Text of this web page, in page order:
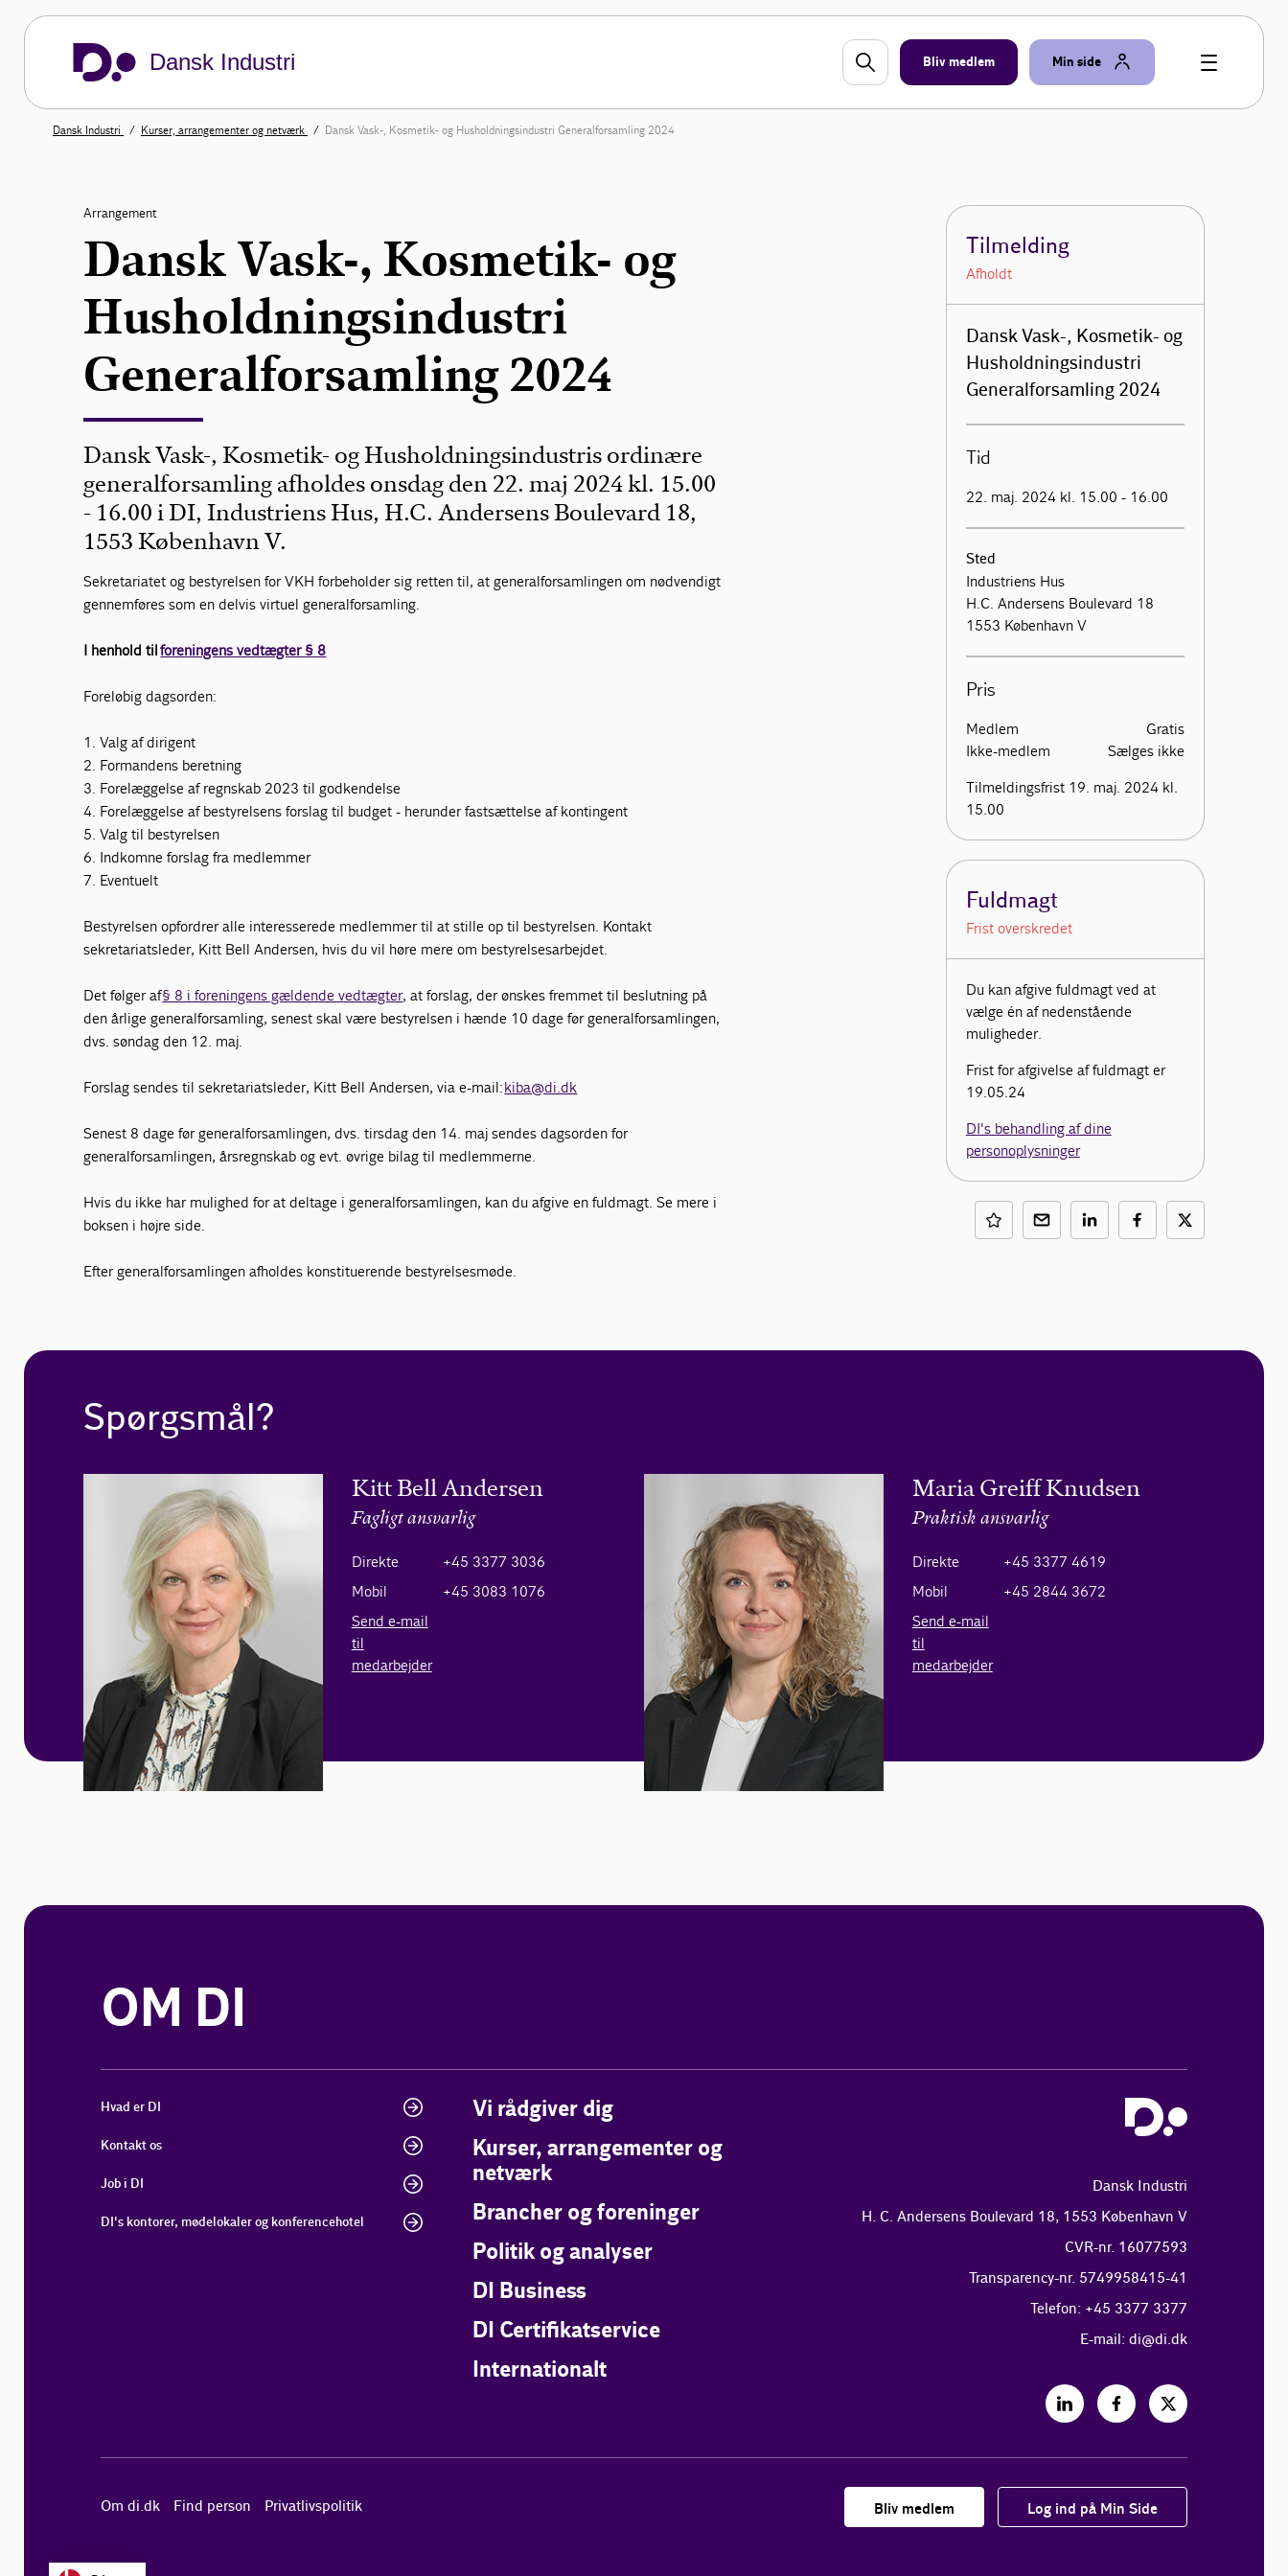
Dansk Industri Bliv medlem Min side
Dansk Industri Kurser, arrangementer og netværk Dansk Vask-, Kosmetik- og Husholdningsindustri Generalforsamling 2024
Arrangement
Dansk Vask-, Kosmetik- og
Husholdningsindustri
Generalforsamling 2024
Dansk Vask-, Kosmetik- og Husholdningsindustris ordinære
generalforsamling afholdes onsdag den 22. maj 2024 kl. 15.00
- 16.00 i DI, Industriens Hus, H.C. Andersens Boulevard 18,
1553 København V.
Sekretariatet og bestyrelsen for VKH forbeholder sig retten til, at generalforsamlingen om nødvendigt
gennemføres som en delvis virtuel generalforsamling.
I henhold tilforeningens vedtægter § 8
Foreløbig dagsorden:
1. Valg af dirigent
2. Formandens beretning
3. Forelæggelse af regnskab 2023 til godkendelse
4. Forelæggelse af bestyrelsens forslag til budget - herunder fastsættelse af kontingent
5. Valg til bestyrelsen
6. Indkomne forslag fra medlemmer
7. Eventuelt
Bestyrelsen opfordrer alle interesserede medlemmer til at stille op til bestyrelsen. Kontakt
sekretariatsleder, Kitt Bell Andersen, hvis du vil høre mere om bestyrelsesarbejdet.
Det følger af§ 8 i foreningens gældende vedtægter, at forslag, der ønskes fremmet til beslutning på
den årlige generalforsamling, senest skal være bestyrelsen i hænde 10 dage før generalforsamlingen,
dvs. søndag den 12. maj.
Forslag sendes til sekretariatsleder, Kitt Bell Andersen, via e-mail:kiba@di.dk
Senest 8 dage før generalforsamlingen, dvs. tirsdag den 14. maj sendes dagsorden for
generalforsamlingen, årsregnskab og evt. øvrige bilag til medlemmerne.
Hvis du ikke har mulighed for at deltage i generalforsamlingen, kan du afgive en fuldmagt. Se mere i
boksen i højre side.
Efter generalforsamlingen afholdes konstituerende bestyrelsesmøde.
Tilmelding
Afholdt
Dansk Vask-, Kosmetik- og
Husholdningsindustri
Generalforsamling 2024
Tid
22. maj. 2024 kl. 15.00 - 16.00
Sted
Industriens Hus
H.C. Andersens Boulevard 18
1553 København V
Pris
Medlem
Gratis
Ikke-medlem
Sælges ikke
Tilmeldingsfrist 19. maj. 2024 kl.
15.00
Fuldmagt
Frist overskredet
Du kan afgive fuldmagt ved at
vælge én af nedenstående
muligheder.
Frist for afgivelse af fuldmagt er
19.05.24
DI's behandling af dine
personoplysninger
Spørgsmål?
Kitt Bell Andersen
Fagligt ansvarlig
Direkte
+45 3377 3036
Mobil
+45 3083 1076
Send e-mail
til
medarbejder
Maria Greiff Knudsen
Praktisk ansvarlig
Direkte
+45 3377 4619
Mobil
+45 2844 3672
Send e-mail
til
medarbejder
OM DI
Hvad er DI
Kontakt os
Job i DI
DI's kontorer, mødelokaler og konferencehotel
Vi rådgiver dig
Kurser, arrangementer og
netværk
Brancher og foreninger
Politik og analyser
DI Business
DI Certifikatservice
Internationalt
Dansk Industri
H. C. Andersens Boulevard 18, 1553 København V
CVR-nr. 16077593
Transparency-nr. 5749958415-41
Telefon: +45 3377 3377
E-mail: di@di.dk
Om di.dk Find person Privatlivspolitik Bliv medlem Log ind på Min Side